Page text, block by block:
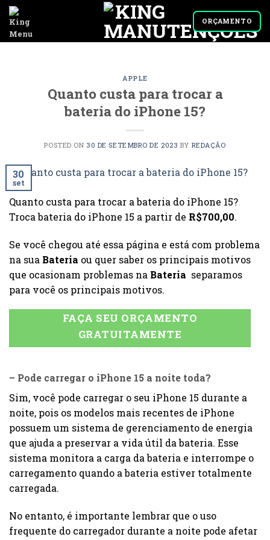
Skip
content
ORÇAMENTO
APPLE
Quanto custa para trocar a
bateria do iPhone 15?
POSTED ON 30 DE SETEMBRO DE 2023 BY REDAÇÃO
30
set
Quanto custa para trocar a bateria do iPhone 15?
Troca bateria do iPhone 15 a partir de R$700,00.
Se você chegou até essa página e está com problema
na sua Bateria ou quer saber os principais motivos
que ocasionam problemas na Bateria separamos
para você os principais motivos.
FAÇA SEU ORÇAMENTO
GRATUITAMENTE
– Pode carregar o iPhone 15 a noite toda?
Sim, você pode carregar o seu iPhone 15 durante a
noite, pois os modelos mais recentes de iPhone
possuem um sistema de gerenciamento de energia
que ajuda a preservar a vida útil da bateria. Esse
sistema monitora a carga da bateria e interrompe o
carregamento quando a bateria estiver totalmente
carregada.
No entanto, é importante lembrar que o uso
frequente do carregador durante a noite pode afetar